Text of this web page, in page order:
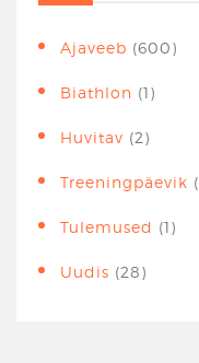
Ajaveeb (600)
Biathlon (1)
Huvitav (2)
Treeningpäevik
Tulemused (1)
Uudis (28)